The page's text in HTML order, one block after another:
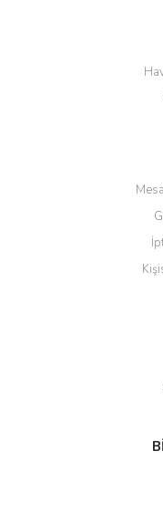
Ürün resmi kalitesiz,
Ürün açıklamasında
Ürün bilgilerinde
Ürün fiyatı diğer
Bu ürüne benzer